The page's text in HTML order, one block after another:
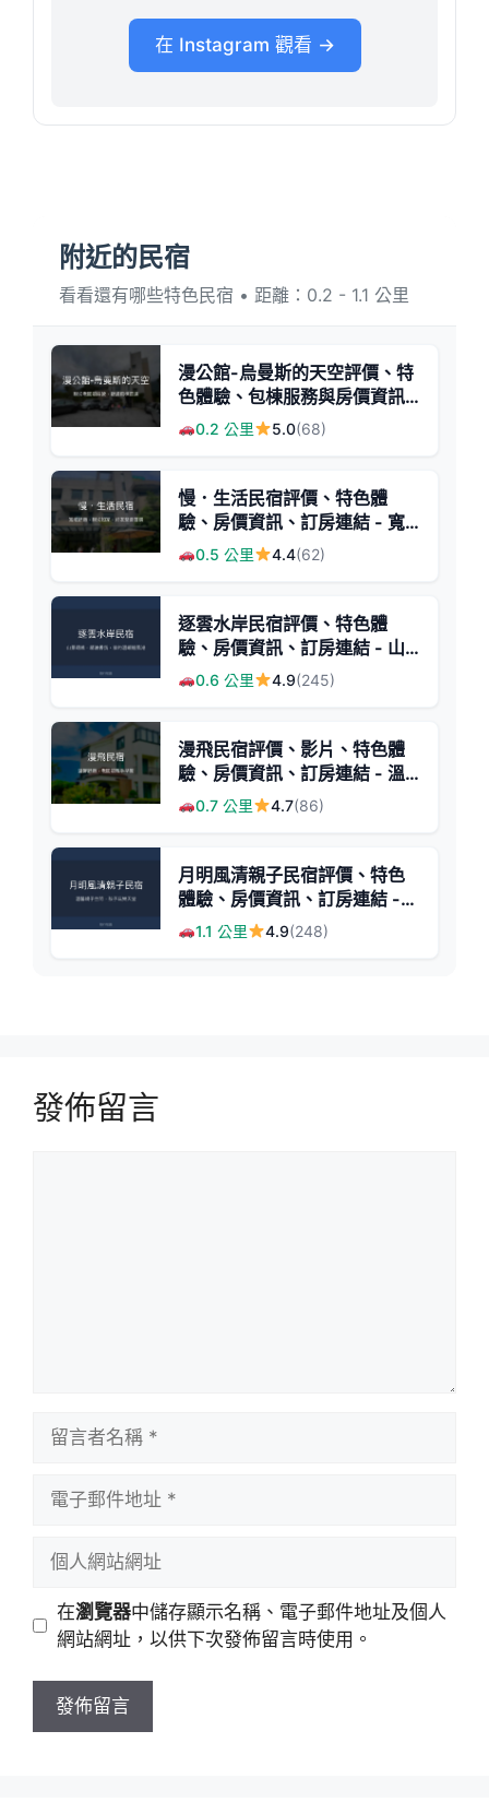
在 Instagram 觀看 →
附近的民宿
看看還有哪些特色民宿 • 距離：0.2 - 1.1 公里
漫公館-烏曼斯的天空評價、特
色體驗、包棟服務與房價資訊 -
花蓮親子包棟民宿推薦
0.2 公里 5.0(68)
慢．生活民宿評價、特色體
驗、房價資訊、訂房連結 - 寬
敞舒適與親切服務
0.5 公里 4.4(62)
逐雲水岸民宿評價、特色體
驗、房價資訊、訂房連結 - 山
景精油香氛渡假首選
0.6 公里 4.9(245)
漫飛民宿評價、影片、特色體
驗、房價資訊、訂房連結 - 溫
馨舒適的花蓮住宿體驗
0.7 公里 4.7(86)
月明風清親子民宿評價、特色
體驗、房價資訊、訂房連結 -
花蓮溜滑梯親子住宿
1.1 公里 4.9(248)
發佈留言
址
站
址
在瀏覽器中儲存顯示名稱、電子郵件地址及個人
網站網址，以供下次發佈留言時使用。